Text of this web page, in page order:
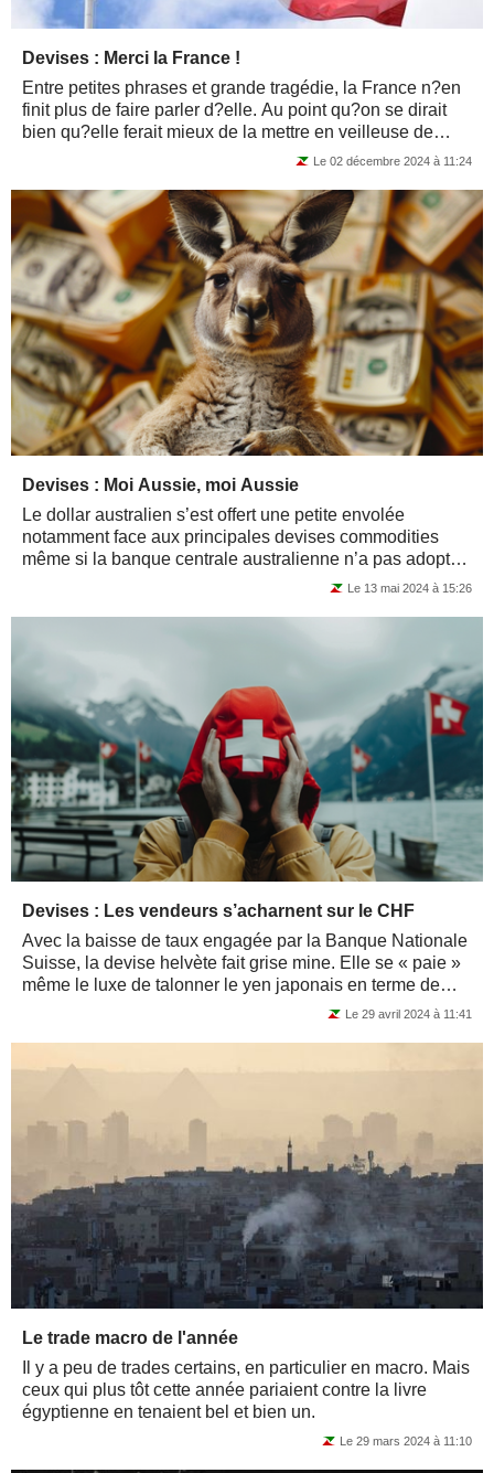
Devises : Merci la France !
Entre petites phrases et grande tragédie, la France n?en
finit plus de faire parler d?elle. Au point qu?on se dirait
bien qu?elle ferait mieux de la mettre en veilleuse de
Le 02 décembre 2024 à 11:24
Devises : Moi Aussie, moi Aussie
Le dollar australien s’est offert une petite envolée
notamment face aux principales devises commodities
même si la banque centrale australienne n’a pas adopté
Le 13 mai 2024 à 15:26
Devises : Les vendeurs s’acharnent sur le CHF
Avec la baisse de taux engagée par la Banque Nationale
Suisse, la devise helvète fait grise mine. Elle se « paie »
même le luxe de talonner le yen japonais en terme de
Le 29 avril 2024 à 11:41
Le trade macro de l'année
Il y a peu de trades certains, en particulier en macro. Mais
ceux qui plus tôt cette année pariaient contre la livre
égyptienne en tenaient bel et bien un.
Le 29 mars 2024 à 11:10